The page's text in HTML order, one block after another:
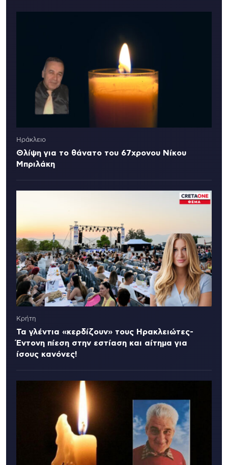
Ηράκλειο
Θλίψη για το θάνατο του 67χρονου Νίκου
Μπριλάκη
Κρήτη
Τα γλέντια «κερδίζουν» τους Ηρακλειώτες-
Έντονη πίεση στην εστίαση και αίτημα για
ίσους κανόνες!